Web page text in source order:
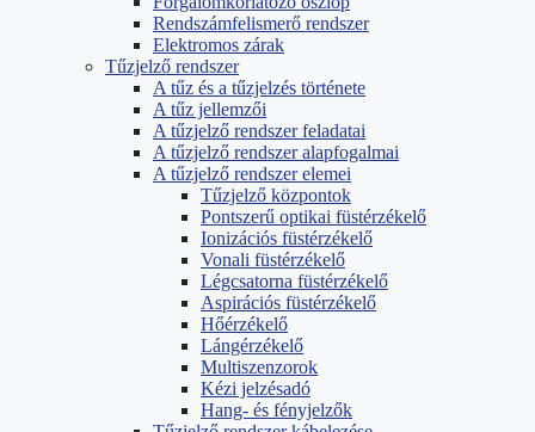
Rendszámfelismerő rendszer
Elektromos zárak
Tűzjelző rendszer
A tűz és a tűzjelzés története
A tűz jellemzői
A tűzjelző rendszer feladatai
A tűzjelző rendszer alapfogalmai
A tűzjelző rendszer elemei
Tűzjelző központok
Pontszerű optikai füstérzékelő
Ionizációs füstérzékelő
Vonali füstérzékelő
Légcsatorna füstérzékelő
Aspirációs füstérzékelő
Hőérzékelő
Lángérzékelő
Multiszenzorok
Kézi jelzésadó
Hang- és fényjelzők